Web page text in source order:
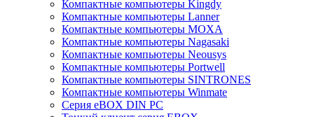
Компактные компьютеры Kingdy
Компактные компьютеры Lanner
Компактные компьютеры MOXA
Компактные компьютеры Nagasaki
Компактные компьютеры Neousys
Компактные компьютеры Portwell
Компактные компьютеры SINTRONES
Компактные компьютеры Winmate
Серия eBOX DIN PC